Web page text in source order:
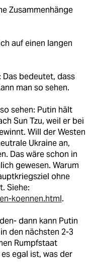
Zusammenhänge
auf einen langen
bedeutet, dass
man so sehen.
sehen: Putin hält
Sun Tzu, weil er bei
Will der Westen
Ukraine an,
Das wäre schon in
gewesen. Warum
ohne
Siehe:
koennen.html.
dann kann Putin
den nächsten 2-3
Rumpfstaat
egal ist, was der